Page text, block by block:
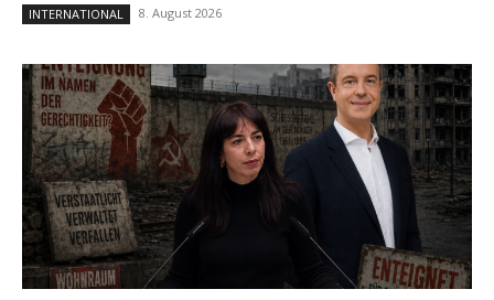
INTERNATIONAL 8. August 2026